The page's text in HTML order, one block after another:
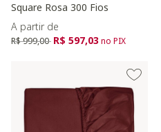
Square Rosa 300 Fios
A partir de
Preço reduzido de
R$ 999,00 para
R$ 597,03no PIX